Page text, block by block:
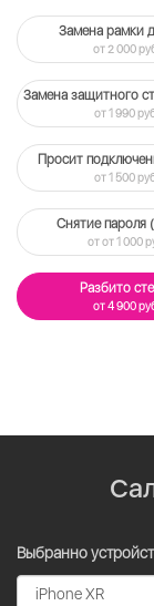
Замена рамки
от 2 000
Замена защитного
от 1 990
Просит
от 1 500
Снятие пароля
от от 1 000
Разбито
от 4 900
Выбранно